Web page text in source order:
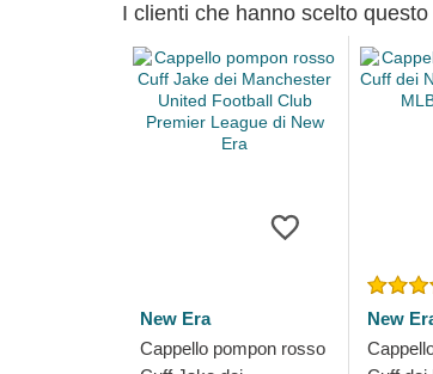
I clienti che hanno scelto
New Era
Cappello pompon rosso
New